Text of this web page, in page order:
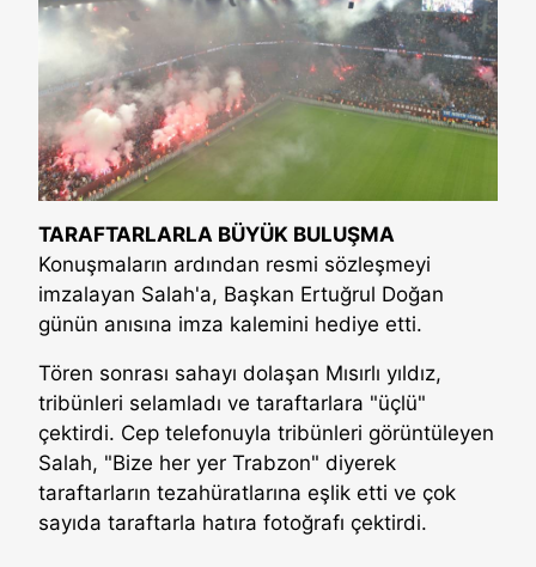
TARAFTARLARLA BÜYÜK BULUŞMA
Konuşmaların ardından resmi sözleşmeyi
imzalayan Salah'a, Başkan Ertuğrul Doğan
günün anısına imza kalemini hediye etti.
Tören sonrası sahayı dolaşan Mısırlı yıldız,
tribünleri selamladı ve taraftarlara "üçlü"
çektirdi. Cep telefonuyla tribünleri görüntüleyen
Salah, "Bize her yer Trabzon" diyerek
taraftarların tezahüratlarına eşlik etti ve çok
sayıda taraftarla hatıra fotoğrafı çektirdi.